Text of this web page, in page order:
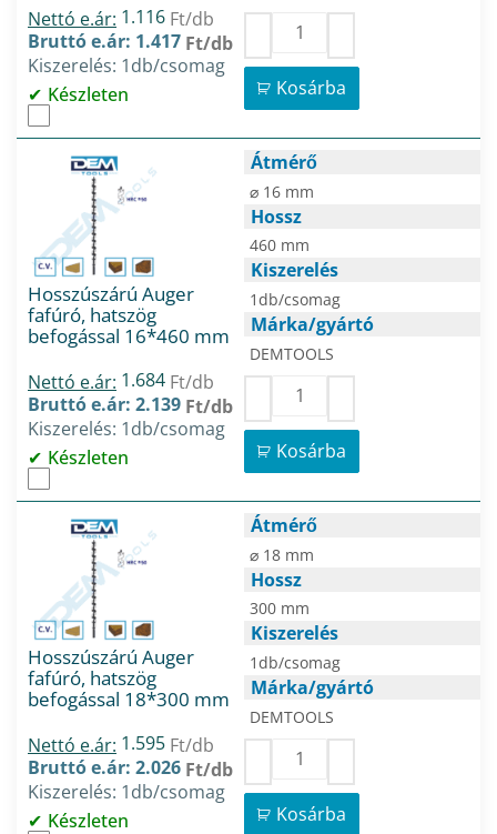
Nettó e.ár: 1.116 Ft/db
Bruttó e.ár: 1.417 Ft/db
Kiszerelés: 1db/csomag
Készleten
Kosárba
Hosszúszárú Auger
fafúró, hatszög
befogással 16*460 mm
Nettó e.ár: 1.684 Ft/db
Bruttó e.ár: 2.139 Ft/db
Kiszerelés: 1db/csomag
Készleten
Átmérő
⌀ 16 mm
Hossz
460 mm
Kiszerelés
1db/csomag
Márka/gyártó
DEMTOOLS
Kosárba
Hosszúszárú Auger
fafúró, hatszög
befogással 18*300 mm
Nettó e.ár: 1.595 Ft/db
Bruttó e.ár: 2.026 Ft/db
Kiszerelés: 1db/csomag
Készleten
Átmérő
⌀ 18 mm
Hossz
300 mm
Kiszerelés
1db/csomag
Márka/gyártó
DEMTOOLS
Kosárba